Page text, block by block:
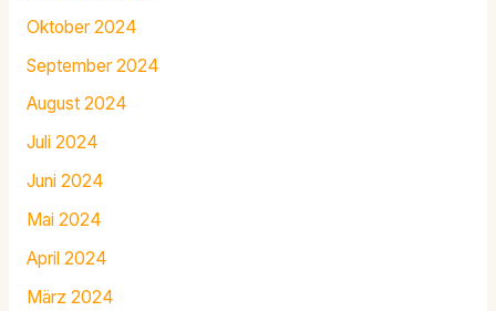
Oktober 2024
September 2024
August 2024
Juli 2024
Juni 2024
Mai 2024
April 2024
März 2024